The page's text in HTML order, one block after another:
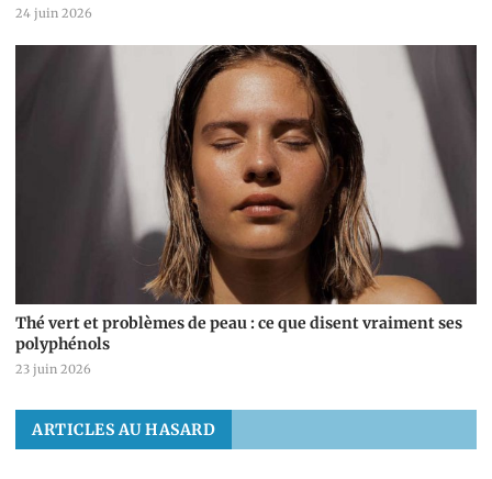
24 juin 2026
Thé vert et problèmes de peau : ce que disent vraiment ses
polyphénols
23 juin 2026
ARTICLES AU HASARD